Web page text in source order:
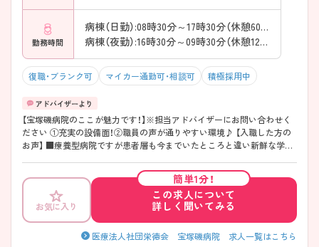
勤務時間
病棟（日勤）:08時30分～17時30分（休憩60分）
病棟（夜勤）:16時30分～09時30分（休憩120分）
復職・ブランク可 マイカー通勤可・相談可 積極採用中
【宝塚磯病院のここが魅力です！】※担当アドバイザーにお問い合わせく
ださい ①充実の設備面！②職員の声が通りやすい環境♪ 【入職した方の
お声】 ■療養型病院ですが患者層も今までいたところと違い新鮮な学び
お気に入り
簡単1分！
この求人について
詳しく聞いてみる
医療法人社団栄徳会 宝塚磯病院 求人一覧はこちら